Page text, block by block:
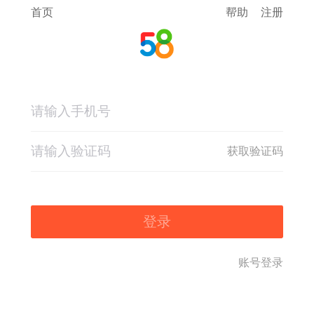
首页 帮助 注册
获取验证码
登录
账号登录